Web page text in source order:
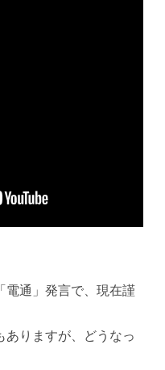
電通」発言で、現在謹
ありますが、どうなっ